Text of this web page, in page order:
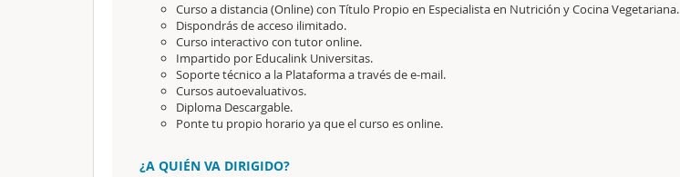
Curso a distancia (Online) con Título Propio en Especialista en Nutrición y Cocina Vegetariana.
Dispondrás de acceso ilimitado.
Curso interactivo con tutor online.
Impartido por Educalink Universitas.
Soporte técnico a la Plataforma a través de e-mail.
Cursos autoevaluativos.
Diploma Descargable.
Ponte tu propio horario ya que el curso es online.
¿A QUIÉN VA DIRIGIDO?